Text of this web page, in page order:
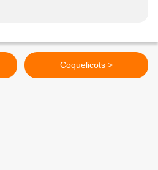
Coquelicots >